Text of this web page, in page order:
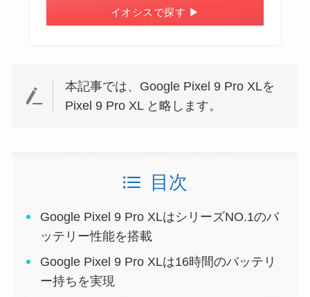
イオシスで探す ▶
本記事では、Google Pixel 9 Pro XLを
Pixel 9 Pro XL と略します。
目次
Google Pixel 9 Pro XLはシリーズNO.1のバ
ッテリー性能を搭載
Google Pixel 9 Pro XLは16時間のバッテリ
ー持ちを実現